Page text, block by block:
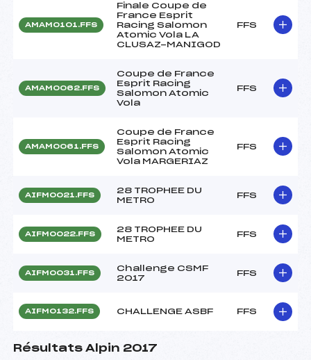
AMAM0101.FFS
Finale Coupe de
France Esprit
Racing Salomon
Atomic Vola LA
CLUSAZ-MANIGOD
FFS
AMAM0062.FFS
Coupe de France
Esprit Racing
Salomon Atomic
Vola
FFS
AMAM0061.FFS
Coupe de France
Esprit Racing
Salomon Atomic
Vola MARGERIAZ
FFS
AIFM0021.FFS
28 TROPHEE DU
METRO
FFS
AIFM0022.FFS
28 TROPHEE DU
METRO
FFS
AIFM0031.FFS
Challenge CSMF
2017
FFS
AIFM0132.FFS CHALLENGE ASBF FFS
Résultats Alpin 2017